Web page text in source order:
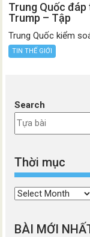
Trung Quốc
Trump – Tập
Trung Quốc kiểm
TIN THẾ GIỚI
Search
Thời mục
Thời
BÀI MỚI